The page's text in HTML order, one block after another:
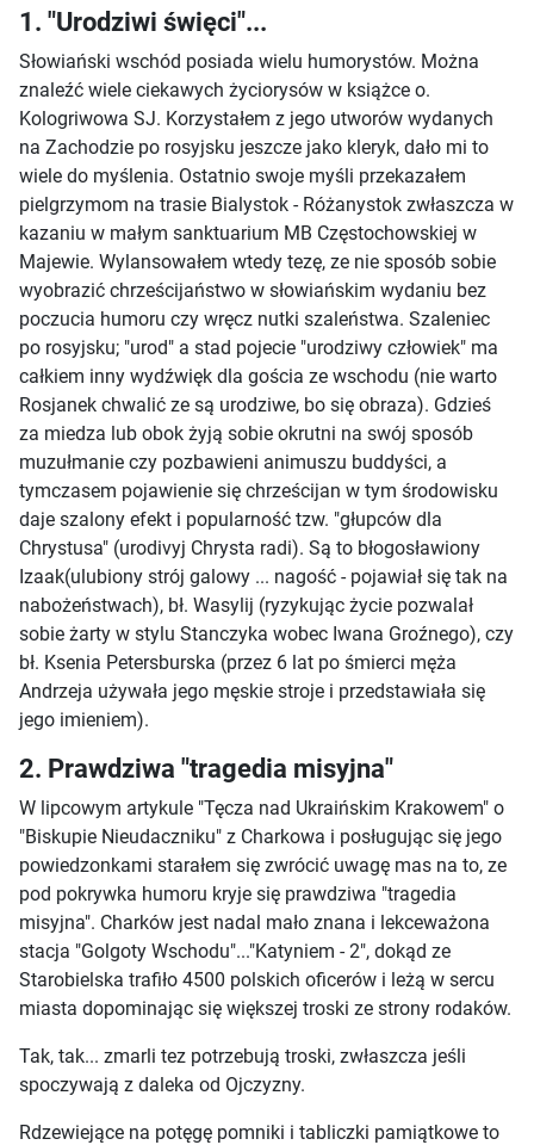
1. "Urodziwi święci"...
Słowiański wschód posiada wielu humorystów. Można
znaleźć wiele ciekawych życiorysów w książce o.
Kologriwowa SJ. Korzystałem z jego utworów wydanych
na Zachodzie po rosyjsku jeszcze jako kleryk, dało mi to
wiele do myślenia. Ostatnio swoje myśli przekazałem
pielgrzymom na trasie Bialystok - Różanystok zwłaszcza w
kazaniu w małym sanktuarium MB Częstochowskiej w
Majewie. Wylansowałem wtedy tezę, ze nie sposób sobie
wyobrazić chrześcijaństwo w słowiańskim wydaniu bez
poczucia humoru czy wręcz nutki szaleństwa. Szaleniec
po rosyjsku; "urod" a stad pojecie "urodziwy człowiek" ma
całkiem inny wydźwięk dla gościa ze wschodu (nie warto
Rosjanek chwalić ze są urodziwe, bo się obraza). Gdzieś
za miedza lub obok żyją sobie okrutni na swój sposób
muzułmanie czy pozbawieni animuszu buddyści, a
tymczasem pojawienie się chrześcijan w tym środowisku
daje szalony efekt i popularność tzw. "głupców dla
Chrystusa" (urodivyj Chrysta radi). Są to błogosławiony
Izaak(ulubiony strój galowy ... nagość - pojawiał się tak na
nabożeństwach), bł. Wasylij (ryzykując życie pozwalał
sobie żarty w stylu Stanczyka wobec Iwana Groźnego), czy
bł. Ksenia Petersburska (przez 6 lat po śmierci męża
Andrzeja używała jego męskie stroje i przedstawiała się
jego imieniem).
2. Prawdziwa "tragedia misyjna"
W lipcowym artykule "Tęcza nad Ukraińskim Krakowem" o
"Biskupie Nieudaczniku" z Charkowa i posługując się jego
powiedzonkami starałem się zwrócić uwagę mas na to, ze
pod pokrywka humoru kryje się prawdziwa "tragedia
misyjna". Charków jest nadal mało znana i lekceważona
stacja "Golgoty Wschodu"..."Katyniem - 2", dokąd ze
Starobielska trafiło 4500 polskich oficerów i leżą w sercu
miasta dopominając się większej troski ze strony rodaków.
Tak, tak... zmarli tez potrzebują troski, zwłaszcza jeśli
spoczywają z daleka od Ojczyzny.
Rdzewiejące na potęgę pomniki i tabliczki pamiątkowe to